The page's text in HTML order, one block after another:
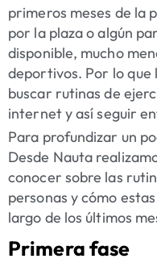
primeros meses de la
por la plaza o algún
disponible, mucho
deportivos. Por lo que
buscar rutinas de
internet y así seguir
Para profundizar un
Desde Nauta
conocer sobre las
personas y cómo
largo de los últimos
Primera fase